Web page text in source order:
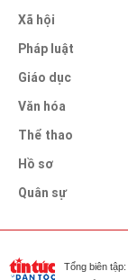
Xã hội
Pháp luật
Giáo dục
Văn hóa
Thể thao
Hồ sơ
Quân sự
Tổng biên tập: